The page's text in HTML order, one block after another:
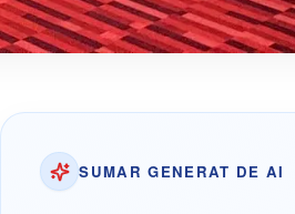
SUMAR GENERAT DE AI